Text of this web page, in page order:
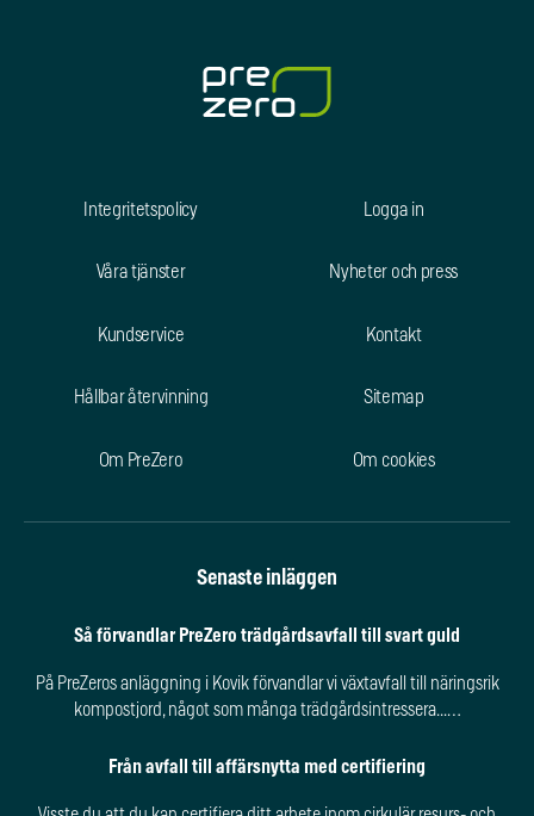
Integritetspolicy
Våra tjänster
Kundservice
Hållbar återvinning
Om PreZero
Logga in
Nyheter och press
Kontakt
Sitemap
Om cookies
Senaste inläggen
Så förvandlar PreZero trädgårdsavfall till svart guld
På PreZeros anläggning i Kovik förvandlar vi växtavfall till näringsrik
kompostjord, något som många trädgårdsintressera...…
Från avfall till affärsnytta med certifiering